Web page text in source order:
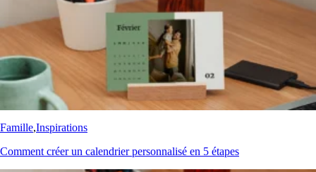
Famille,Inspirations
Comment créer un calendrier personnalisé en 5 étapes